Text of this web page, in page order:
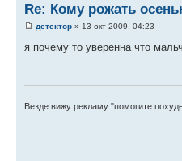
Re: Кому рожать
детектор » 13 окт 2009, 04:23
я почему то уверенна что
Везде вижу рекламу "помогите